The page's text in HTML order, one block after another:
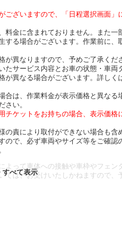
ございますので、「日程選択画面」
料金に含まれておりません。また一
する場合がございます。作業前に、
異なりますので、予めご了承くだ
たサービス内容とお車の状態・車両
が異なる場合がございます。詳しく
合は、作業料金が表示価格と異なる
さい。
チケットをお持ちの場合、表示価格
の責により取付ができない場合も含
ので、必ず車両やサイズ等をご確認
って車体への接触や車枠やフェン
ては、お受けいたしかねますので、